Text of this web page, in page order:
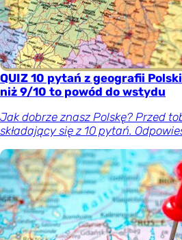
QUIZ 10 pytań z geografii
niż 9/10 to powód do wstydu
Jak dobrze znasz Polskę? Przed
składający się z 10 pytań.